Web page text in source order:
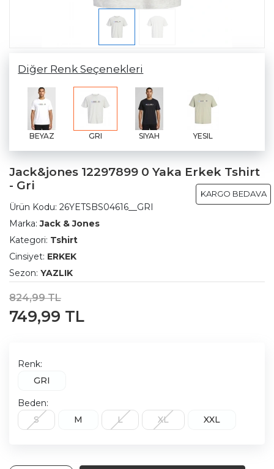
Diğer Renk Seçenekleri
BEYAZ GRI SIYAH YESIL
Jack&jones 12297899 0 Yaka Erkek Tshirt
- Gri
KARGO BEDAVA
Ürün Kodu: 26YETSBS04616__GRI
Marka:Jack & Jones
Kategori: Tshirt
Cinsiyet: ERKEK
Sezon: YAZLIK
824,99 TL
749,99 TL
Renk:
GRI
Beden:
S
M L XL XXL